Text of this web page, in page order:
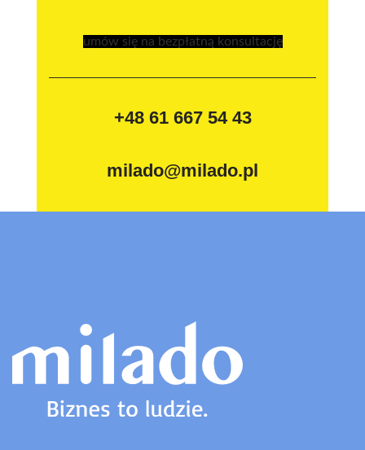
umów się na bezpłatną konsultację
+48 61 667 54 43
milado@milado.pl